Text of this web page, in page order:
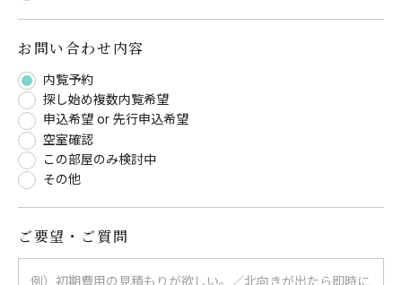
お問い合わせ内容
内覧予約
探し始め複数内覧希望
申込希望 or 先行申込希望
空室確認
この部屋のみ検討中
その他
ご要望・ご質問